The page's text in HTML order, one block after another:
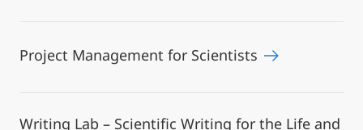
Project Management for Scientists
Writing Lab – Scientific Writing for the Life and